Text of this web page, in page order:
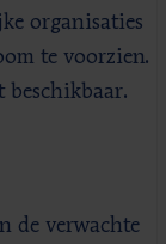
organisaties
te voorzien.
beschikbaar.
de verwachte